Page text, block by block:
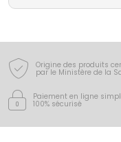
Origine des produits
par le Ministère de la
Paiement en ligne
100% sécurisé